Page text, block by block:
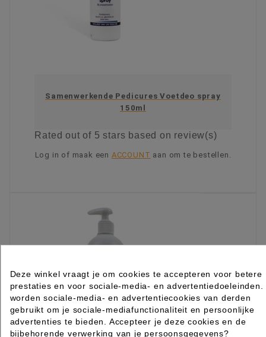
Samenwerkende Pedicures Voetdeo spray
150ml
Ratedout of 5 stars based on review(s)
Log in of maak een ACCOUNT aan om te bestellen.
Deze winkel vraagt je om cookies te accepteren voor betere
prestaties en voor sociale-media- en advertentiedoeleinden.
worden sociale-media- en advertentiecookies van derden
gebruikt om je sociale-mediafunctionaliteit en persoonlijke
advertenties te bieden. Accepteer je deze cookies en de
bijbehorende verwerking van je persoonsgegevens?